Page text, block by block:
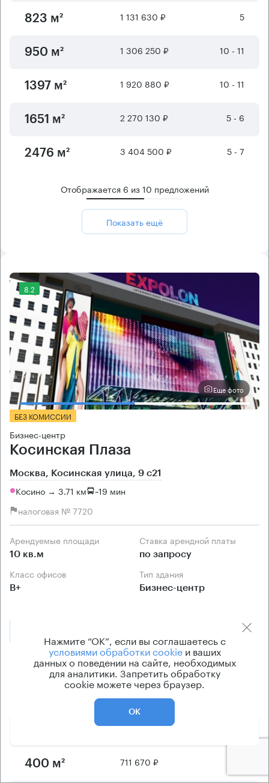
823 м² 1 131 630 ₽ 5
950 м² 1 306 250 ₽ 10 - 11
1397 м² 1 920 880 ₽ 10 - 11
1651 м² 2 270 130 ₽ 5 - 6
2476 м² 3 404 500 ₽ 5 - 7
Отображается 6 из10 предложений
Показать ещё
8.2
Еще фото
БЕЗ КОМИССИИ
Бизнес-центр
Косинская Плаза
Москва, Косинская улица, 9 с21
Косино → 3.71 км ~19 мин
налоговая № 7720
Арендуемые площади
10 кв.м
Ставка арендной платы
по запросу
Класс офисов
B+
Тип здания
Бизнес-центр
Предложения по аренде в этом здании:
Арендная плата
533 750 ₽
400 м² 711 670 ₽
Нажмите “ОК”, если вы соглашаетесь с
условиями обработки cookieи ваших
данных о поведении на сайте, необходимых
для аналитики. Запретить обработку
cookie можете через браузер.
ОК